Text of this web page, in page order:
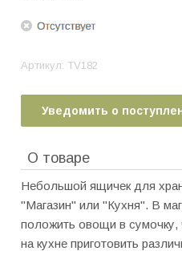
Артикул: TV182
Уведомить о
О товаре
Небольшой ящичек для
"Магазин" или "Кухня". В
положить овощи в
на кухне приготовить